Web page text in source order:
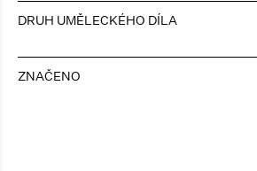
DRUH UMĚLECKÉHO DÍLA
ZNAČENO